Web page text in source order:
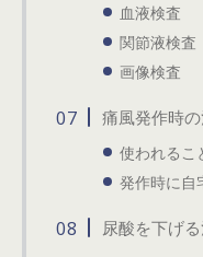
血液検査
関節液検査
画像検査
痛風発作時
使われるこ
発作時に自
尿酸を下げ